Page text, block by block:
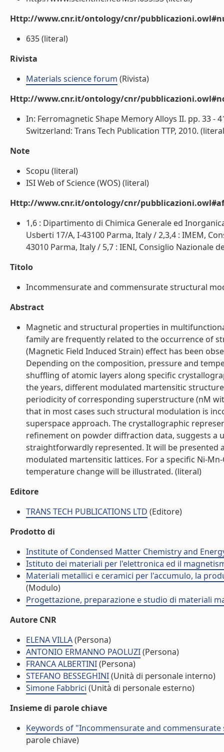
Http://www.cnr.it/ontology/cnr/
635 (literal)
Rivista
Materials science forum (Rivista)
Http://www.cnr.it/ontology/cnr/
In: Ferromagnetic Shape Memory Alloys II. pp. 33 -
Switzerland: Trans Tech Publication TTP, 2010.
Note
Scopu (literal)
ISI Web of Science (WOS) (literal)
Http://www.cnr.it/ontology/cnr/
1,6 : Dipartimento di Chimica Generale ed
Usberti 17/A, I-43100 Parma, Italy / 2,3,4 : IMEM,
43010 Parma, Italy / 5,7 : IENI, Consiglio Nazionale
Titolo
Incommensurate and commensurate structural
Abstract
Magnetic and structural properties in
family are frequently related to the occurrence of
(Magnetic Field Induced Strain) effect has been
Depending on the composition, pressure and
shuffling of atomic layers along specific
the years, different modulated martensitic
periodicity of corresponding superstructure (nM
that in most cases such structural modulation is
superspace approach. The crystallographic
refinement on powder diffraction data, suggests
straightforwardly represented. It will be presented
modulated martensitic lattices. For a specific Ni-
temperature change will be illustrated. (literal)
Editore
TRANS TECH PUBLICATIONS LTD (Editore)
Prodotto di
Institute of Condensed Matter Chemistry and
Istituto dei materiali per l'elettronica ed il
Materiali metallici e ceramici per l'accumulo, la
(Modulo)
Progettazione, preparazione e studio di materiali
Autore CNR
ELENA VILLA(Persona)
ANTONIO ERMANNO PAOLUZI(Persona)
FRANCA ALBERTINI(Persona)
STEFANO BESSEGHINI(Unità di personale interno)
Simone Fabbrici (Unità di personale esterno)
Insieme di parole chiave
Keywords of "Incommensurate and
parole chiave)